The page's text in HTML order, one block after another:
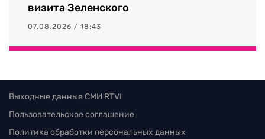
визита Зеленского
07.08.2026 / 18:43
Выходные данные СМИ RTVI
Пользовательское соглашение
Политика обработки персональных данных